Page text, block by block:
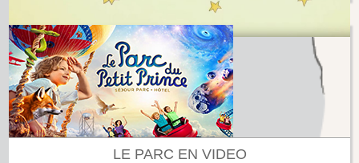
LE PARC EN VIDEO